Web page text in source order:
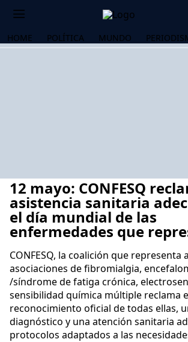
HOME POLÍTICA MUNDO
12 mayo: CONFESQ
asistencia sanitaria
el día mundial de las
enfermedades que
CONFESQ, la coalición que representa
asociaciones de fibromialgia,
/síndrome de fatiga crónica,
sensibilidad química múltiple reclama
reconocimiento oficial de todas ellas,
diagnóstico y una atención sanitaria
protocolos adaptados a las